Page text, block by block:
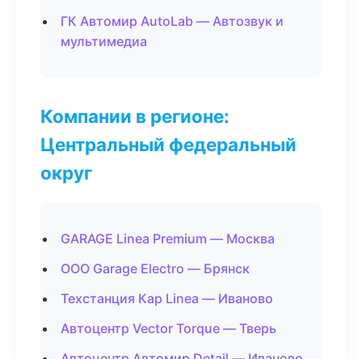
ГК Автомир AutoLab — Автозвук и
мультимедиа
Компании в регионе:
Центральный федеральный
округ
GARAGE Linea Premium — Москва
ООО Garage Electro — Брянск
Техстанция Кар Linea — Иваново
Автоцентр Vector Torque — Тверь